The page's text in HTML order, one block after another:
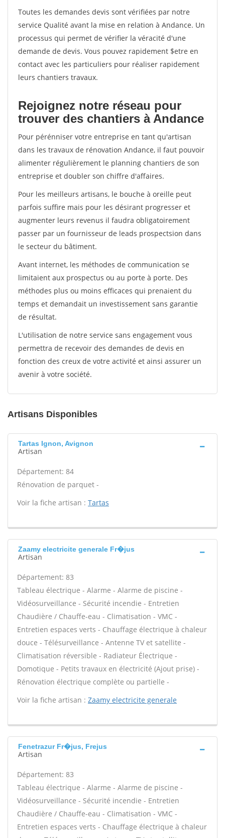
Toutes les demandes devis sont vérifiées par notre
service Qualité avant la mise en relation à Andance. Un
processus qui permet de vérifier la véracité d'une
demande de devis. Vous pouvez rapidement $etre en
contact avec les particuliers pour réaliser rapidement
leurs chantiers travaux.
Rejoignez notre réseau pour
trouver des chantiers à Andance
Pour pérénniser votre entreprise en tant qu'artisan
dans les travaux de rénovation Andance, il faut pouvoir
alimenter régulièrement le planning chantiers de son
entreprise et doubler son chiffre d'affaires.
Pour les meilleurs artisans, le bouche à oreille peut
parfois suffire mais pour les désirant progresser et
augmenter leurs revenus il faudra obligatoirement
passer par un fournisseur de leads prospectsion dans
le secteur du bâtiment.
Avant internet, les méthodes de communication se
limitaient aux prospectus ou au porte à porte. Des
méthodes plus ou moins efficaces qui prenaient du
temps et demandait un investissement sans garantie
de résultat.
L'utilisation de notre service sans engagement vous
permettra de recevoir des demandes de devis en
fonction des creux de votre activité et ainsi assurer un
avenir à votre société.
Artisans Disponibles
Tartas Ignon, Avignon
Artisan
Département: 84
Rénovation de parquet -
Voir la fiche artisan : Tartas
Zaamy electricite generale Fr�jus
Artisan
Département: 83
Tableau électrique - Alarme - Alarme de piscine -
Vidéosurveillance - Sécurité incendie - Entretien
Chaudière / Chauffe-eau - Climatisation - VMC -
Entretien espaces verts - Chauffage électrique à chaleur
douce - Télésurveillance - Antenne TV et satellite -
Climatisation réversible - Radiateur Électrique -
Domotique - Petits travaux en électricité (Ajout prise) -
Rénovation électrique complète ou partielle -
Voir la fiche artisan : Zaamy electricite generale
Fenetrazur Fr�jus, Frejus
Artisan
Département: 83
Tableau électrique - Alarme - Alarme de piscine -
Vidéosurveillance - Sécurité incendie - Entretien
Chaudière / Chauffe-eau - Climatisation - VMC -
Entretien espaces verts - Chauffage électrique à chaleur